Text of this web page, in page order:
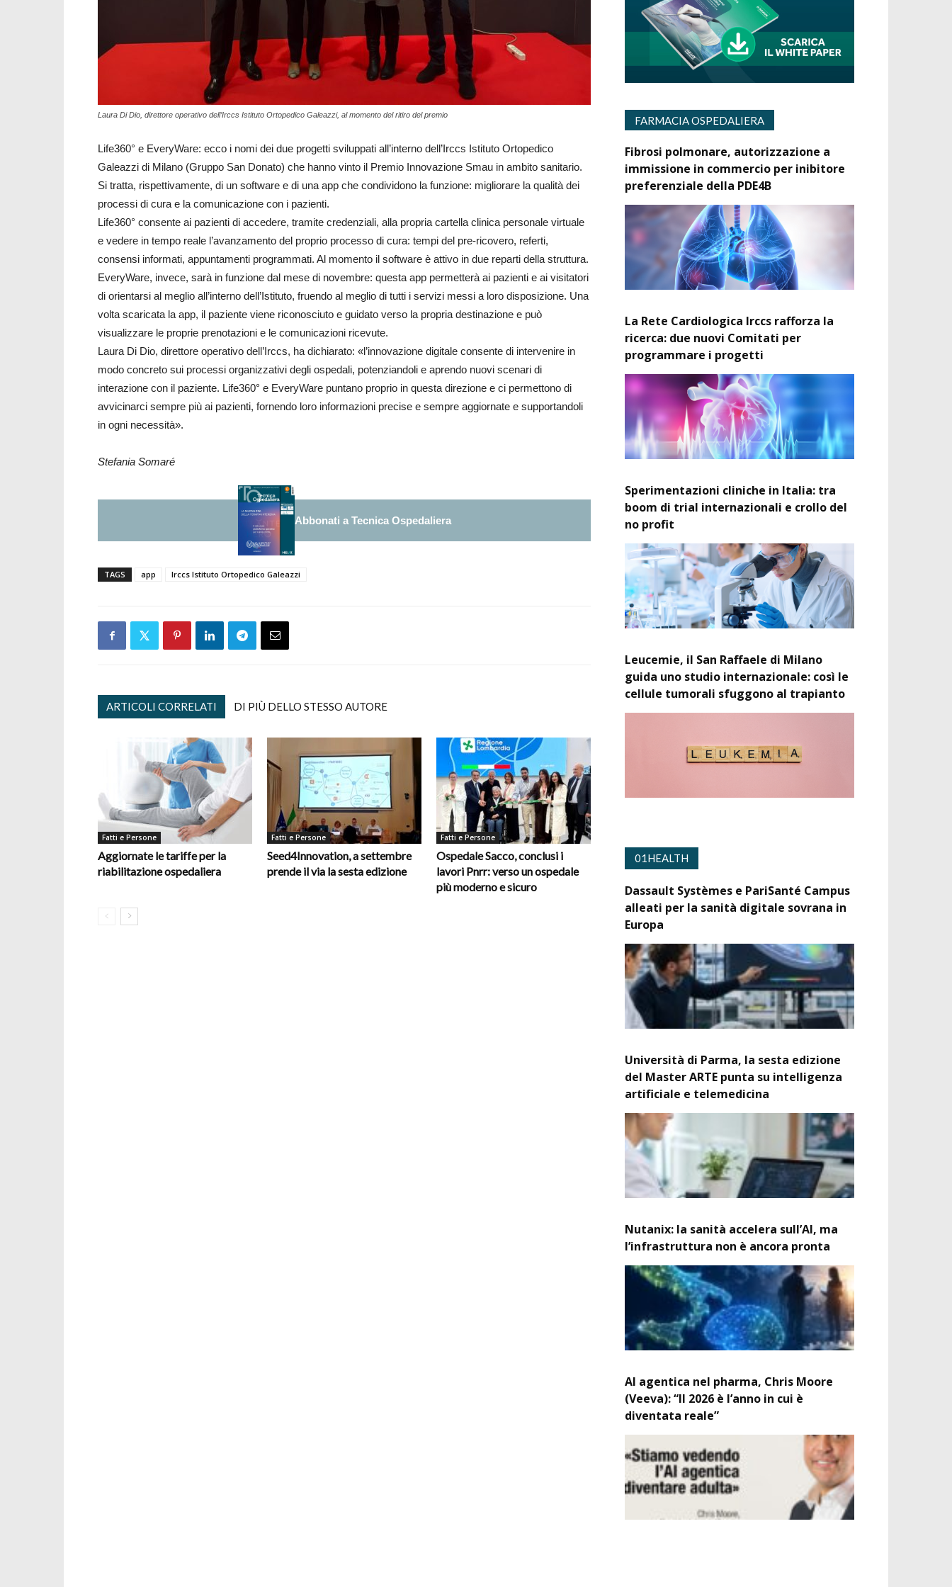
Laura Di Dio, direttore operativo dell’Irccs Istituto Ortopedico Galeazzi, al momento del ritiro del premio
Life360° e EveryWare: ecco i nomi dei due progetti sviluppati all’interno dell’Irccs Istituto Ortopedico
Galeazzi di Milano (Gruppo San Donato) che hanno vinto il Premio Innovazione Smau in ambito sanitario.
Si tratta, rispettivamente, di un software e di una app che condividono la funzione: migliorare la qualità dei
processi di cura e la comunicazione con i pazienti.
Life360° consente ai pazienti di accedere, tramite credenziali, alla propria cartella clinica personale virtuale
e vedere in tempo reale l’avanzamento del proprio processo di cura: tempi del pre-ricovero, referti,
consensi informati, appuntamenti programmati. Al momento il software è attivo in due reparti della struttura.
EveryWare, invece, sarà in funzione dal mese di novembre: questa app permetterà ai pazienti e ai visitatori
di orientarsi al meglio all’interno dell’Istituto, fruendo al meglio di tutti i servizi messi a loro disposizione. Una
volta scaricata la app, il paziente viene riconosciuto e guidato verso la propria destinazione e può
visualizzare le proprie prenotazioni e le comunicazioni ricevute.
Laura Di Dio, direttore operativo dell’Irccs, ha dichiarato: «l’innovazione digitale consente di intervenire in
modo concreto sui processi organizzativi degli ospedali, potenziandoli e aprendo nuovi scenari di
interazione con il paziente. Life360° e EveryWare puntano proprio in questa direzione e ci permettono di
avvicinarci sempre più ai pazienti, fornendo loro informazioni precise e sempre aggiornate e supportandoli
in ogni necessità».
Stefania Somaré
Abbonati a Tecnica Ospedaliera
TAGS app Irccs Istituto Ortopedico Galeazzi
ARTICOLI CORRELATI DI PIÙ DELLO STESSO AUTORE
Fatti e Persone
Aggiornate le tariffe per la
riabilitazione ospedaliera
Fatti e Persone
Seed4Innovation, a settembre
prende il via la sesta edizione
Fatti e Persone
Ospedale Sacco, conclusi i
lavori Pnrr: verso un ospedale
più moderno e sicuro
FARMACIA OSPEDALIERA
Fibrosi polmonare, autorizzazione a
immissione in commercio per inibitore
preferenziale della PDE4B
La Rete Cardiologica Irccs rafforza la
ricerca: due nuovi Comitati per
programmare i progetti
Sperimentazioni cliniche in Italia: tra
boom di trial internazionali e crollo del
no profit
Leucemie, il San Raffaele di Milano
guida uno studio internazionale: così le
cellule tumorali sfuggono al trapianto
01HEALTH
Dassault Systèmes e PariSanté Campus
alleati per la sanità digitale sovrana in
Europa
Università di Parma, la sesta edizione
del Master ARTE punta su intelligenza
artificiale e telemedicina
Nutanix: la sanità accelera sull’AI, ma
l’infrastruttura non è ancora pronta
AI agentica nel pharma, Chris Moore
(Veeva): “Il 2026 è l’anno in cui è
diventata reale”